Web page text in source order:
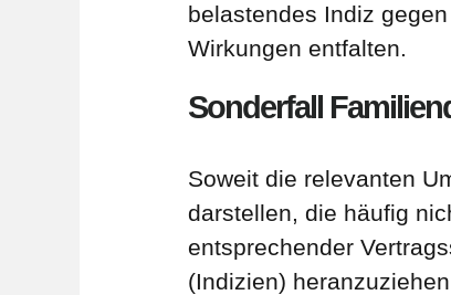
belastendes Indiz
Wirkungen entfalten.
Sonderfall
Soweit die relevanten
darstellen, die häufig
entsprechender
(Indizien)